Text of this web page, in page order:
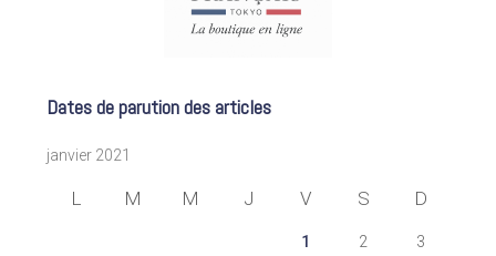
Dates de parution des articles
janvier 2021
L M M J V S D
1 2 3